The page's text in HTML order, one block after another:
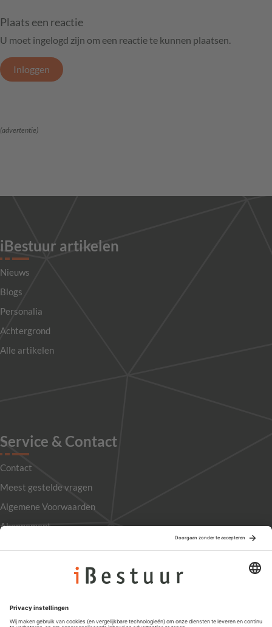
Plaats een reactie
U moet ingelogd zijn om een reactie te kunnen plaatsen.
Inloggen
(advertentie)
iBestuur artikelen
Nieuws
Blogs
Personalia
Achtergrond
Alle artikelen
Service & Contact
Contact
Meest gestelde vragen
Algemene Voorwaarden
Abonnement
Privacyinstellingen